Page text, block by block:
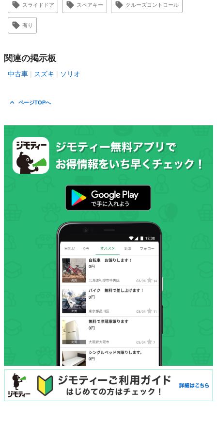
スライドドア スペアキー クルーズコントロール
有り
関連の掲示板
中古車 スズキ ソリオ
ページTOPへ